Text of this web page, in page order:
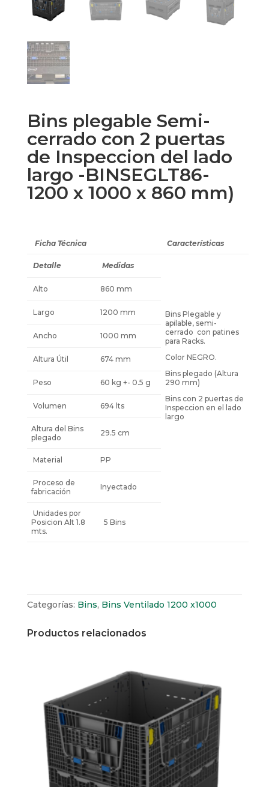
Bins plegable Semi-
cerrado con 2 puertas
de Inspeccion del lado
largo -BINSEGLT86-
1200 x 1000 x 860 mm)
Ficha Técnica Características
Detalle Medidas
Bins Plegable y
apilable, semi-
cerrado con patines
para Racks.
Color NEGRO.
Bins plegado (Altura
290 mm)
Bins con 2 puertas de
Inspeccion en el lado
largo
Alto 860 mm
Largo 1200 mm
Ancho 1000 mm
Altura Útil 674 mm
Peso 60 kg +- 0.5 g
Volumen 694 lts
Altura del Bins
plegado
29.5 cm
Material PP
Proceso de
fabricación
Inyectado
Unidades por
Posicion Alt 1.8
mts.
5 Bins
Categorías: Bins, Bins Ventilado 1200 x1000
Productos relacionados